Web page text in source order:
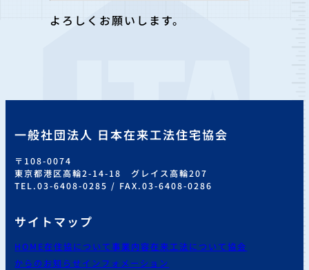
よろしくお願いします。
一般社団法人 日本在来工法住宅協会
〒108-0074
東京都港区高輪2-14-18 グレイス高輪207
TEL.03-6408-0285 / FAX.03-6408-0286
サイトマップ
HOME在住協について事業内容在来工法について協会
からのお知らせインフォメーション